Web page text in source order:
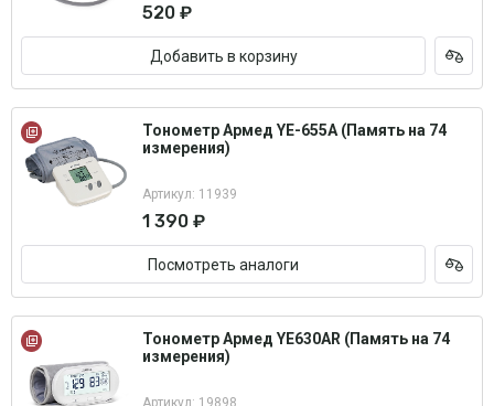
520 ₽
Добавить в корзину
Тонометр Армед YE-655A (Память на 74
измерения)
Артикул: 11939
1 390 ₽
Посмотреть аналоги
Тонометр Армед YE630AR (Память на 74
измерения)
Артикул: 19898